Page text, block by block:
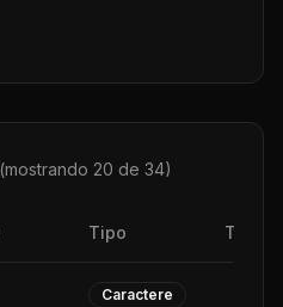
(mostrando 20 de 34)
Tipo
Caractere